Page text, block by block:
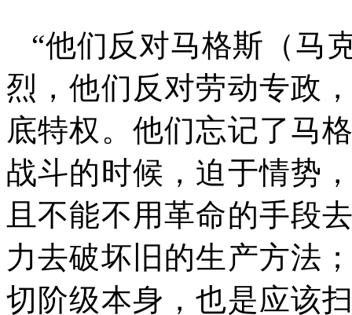
“他们反对马格斯（马
烈，他们反对劳动专政
底特权。他们忘记了马
战斗的时候，迫于情势
且不能不用革命的手段
力去破坏旧的生产方法
切阶级本身，也是应该